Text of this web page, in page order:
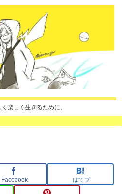
楽しく生きるために。
Facebook はてブ